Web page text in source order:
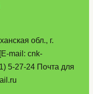
обл., г.
mail: cnk-
5-27-24 Почта для